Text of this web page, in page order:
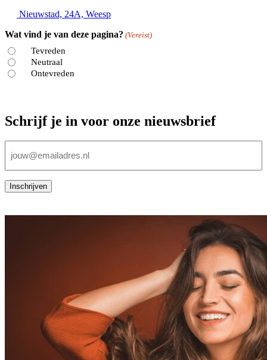
Nieuwstad, 24A, Weesp
Wat vind je van deze pagina? (Vereist)
Tevreden
Neutraal
Ontevreden
Schrijf je in voor onze nieuwsbrief
mailadres
Inschrijven